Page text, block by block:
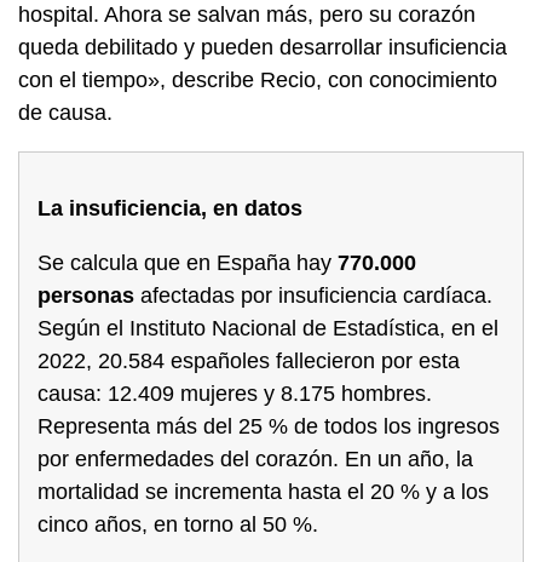
hospital. Ahora se salvan más, pero su corazón
queda debilitado y pueden desarrollar insuficiencia
con el tiempo», describe Recio, con conocimiento
de causa.
La insuficiencia, en datos
Se calcula que en España hay 770.000
personas afectadas por insuficiencia cardíaca.
Según el Instituto Nacional de Estadística, en el
2022, 20.584 españoles fallecieron por esta
causa: 12.409 mujeres y 8.175 hombres.
Representa más del 25 % de todos los ingresos
por enfermedades del corazón. En un año, la
mortalidad se incrementa hasta el 20 % y a los
cinco años, en torno al 50 %.